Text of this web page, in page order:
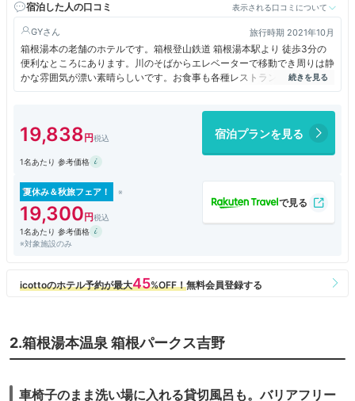
宿泊した人の口コミ
表示される口コミについて
GY 旅行時期 2021年10月
箱根湯本の老舗のホテルです。箱根登山鉄道 箱根湯本駅より 徒歩3分の
便利なところにあります。川のそばからエレベーターで移動でき周りは静
かな雰囲気が漂い素晴らしいです。お食事も各種レストランがあり、お好
みによって楽しめます。
19,838 宿泊プランを見る
1名あたり 参考価格
夏休み＆秋旅フェア！
19,300
1名あたり 参考価格
※対象施設のみ
2.箱根湯本温泉 箱根パークス吉野
車椅子のまま洗い場に入れる貸切風呂も。バリアフリー